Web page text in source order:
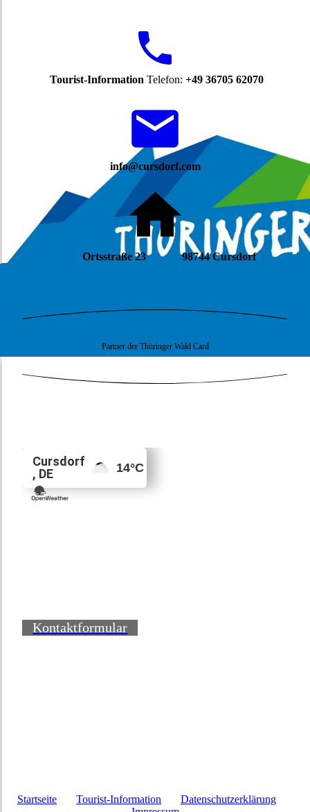
Tourist-Information Telefon: +49 36705 62070
info@cursdorf.com
Ortsstraße 23 98744 Cursdorf
Partner der Thüringer Wald Card
Kontaktformular
Startseite Tourist-Information
Datenschutzerklärung